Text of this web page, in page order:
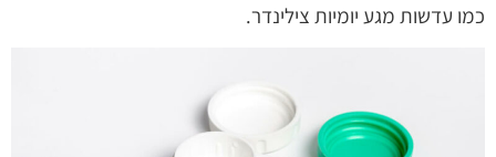
כמו עדשות מגע יומיות צילינדר.